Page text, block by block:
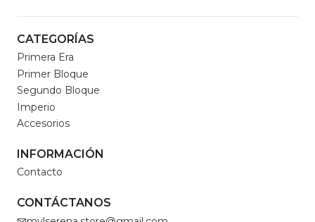
CATEGORÍAS
Primera Era
Primer Bloque
Segundo Bloque
Imperio
Accesorios
INFORMACIÓN
Contacto
CONTÁCTANOS